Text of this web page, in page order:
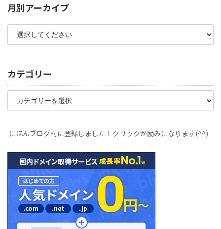
月別アーカイブ
カテゴリー
カ
ゴ
ーにほんブログ村に登録しました！クリックが励みになります(^^)